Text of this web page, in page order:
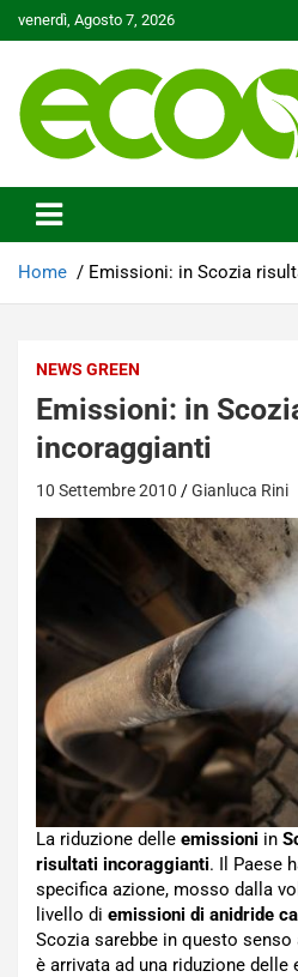
to
venerdì, Agosto 7, 2026
Ecoo.it
Home Emissioni: in Scozia
NEWS GREEN
Emissioni: in
incoraggianti
10 Settembre 2010 Gianluca Rini
La riduzione delle emissioni in
risultati incoraggianti. Il Paese
specifica azione, mosso dalla
livello di emissioni di anidride
Scozia sarebbe in questo
è arrivata ad una riduzione delle